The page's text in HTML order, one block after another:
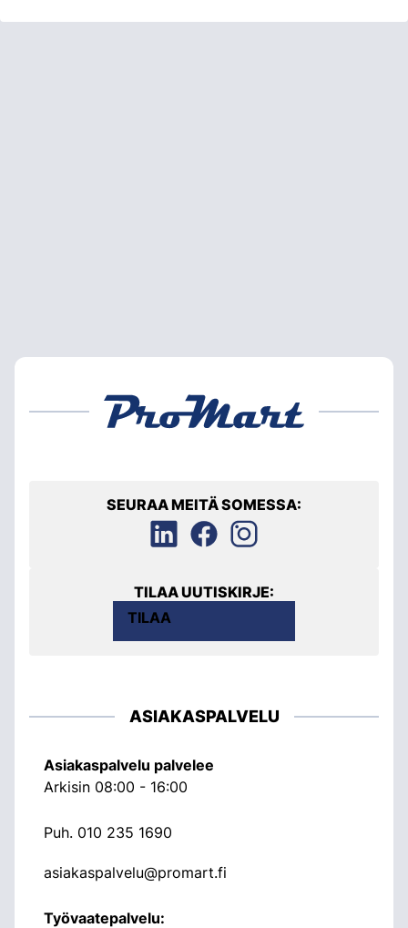
SEURAA MEITÄ SOMESSA:
TILAA UUTISKIRJE:
TILAA
ASIAKASPALVELU
Asiakaspalvelu palvelee
Arkisin 08:00 - 16:00
Puh. 010 235 1690
asiakaspalvelu@promart.fi
Työvaatepalvelu: